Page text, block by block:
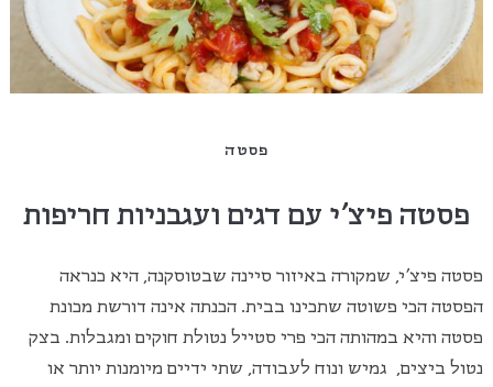
פסטה
פסטה פיצ'י עם דגים ועגבניות חריפות
פסטה פיצ'י, שמקורה באיזור סיינה שבטוסקנה, היא כנראה
הפסטה הכי פשוטה שתכינו בבית. הכנתה אינה דורשת מכונת
פסטה והיא במהותה הכי פרי סטייל נטולת חוקים ומגבלות. בצק
נטול ביצים, גמיש ונוח לעבודה, שתי ידיים מיומנות יותר או